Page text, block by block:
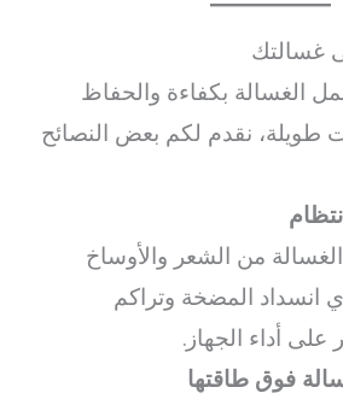
غسالتك
الغسالة بكفاءة والحفاظ
طويلة، نقدم لكم بعض النصائح
من الشعر والأوساخ
انسداد المضخة وتراكم
على أداء الجهاز.
فوق طاقتها